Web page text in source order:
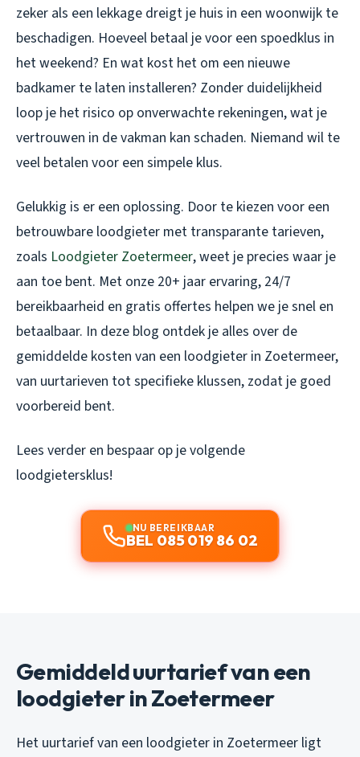
zeker als een lekkage dreigt je huis in een woonwijk te
beschadigen. Hoeveel betaal je voor een spoedklus in
het weekend? En wat kost het om een nieuwe
badkamer te laten installeren? Zonder duidelijkheid
loop je het risico op onverwachte rekeningen, wat je
vertrouwen in de vakman kan schaden. Niemand wil te
veel betalen voor een simpele klus.
Gelukkig is er een oplossing. Door te kiezen voor een
betrouwbare loodgieter met transparante tarieven,
zoals Loodgieter Zoetermeer, weet je precies waar je
aan toe bent. Met onze 20+ jaar ervaring, 24/7
bereikbaarheid en gratis offertes helpen we je snel en
betaalbaar. In deze blog ontdek je alles over de
gemiddelde kosten van een loodgieter in Zoetermeer,
van uurtarieven tot specifieke klussen, zodat je goed
voorbereid bent.
Lees verder en bespaar op je volgende
loodgietersklus!
NU BEREIKBAAR
BEL 085 019 86 02
Gemiddeld uurtarief van een
loodgieter in Zoetermeer
Het uurtarief van een loodgieter in Zoetermeer ligt